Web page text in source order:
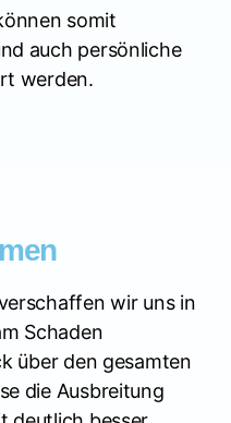
somit
auch persönliche
werden.
wir uns in
Schaden
über den gesamten
die Ausbreitung